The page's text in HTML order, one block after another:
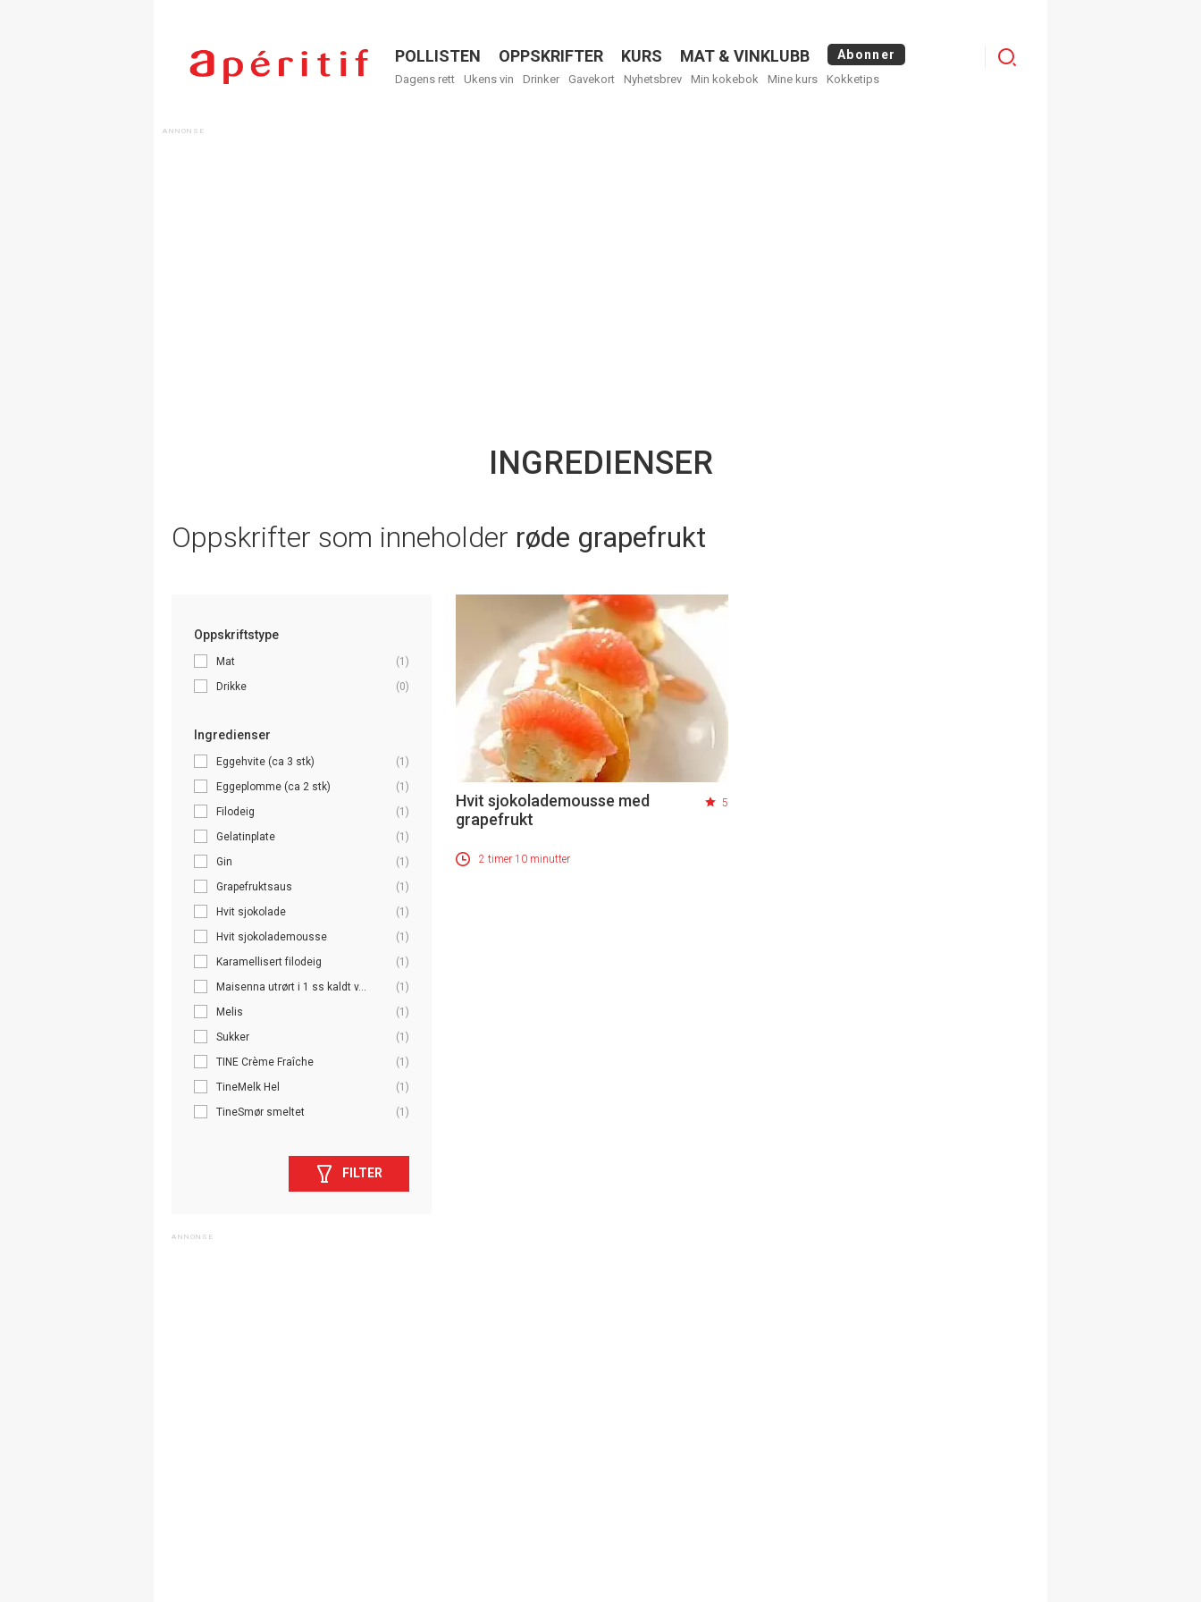
Menu
POLLISTEN OPPSKRIFTER KURS MAT & VINKLUBB Abonner
Dagens rett Ukens vin Drinker Gavekort Nyhetsbrev Min kokebok Mine kurs Kokketips
Logg
INGREDIENSER
Oppskrifter som inneholder røde grapefrukt
Oppskriftstype
Mat
(1)
Drikke
(0)
Ingredienser
Eggehvite (ca 3 stk)
(1)
Eggeplomme (ca 2 stk)
(1)
Filodeig
(1)
Gelatinplate
(1)
Gin
(1)
Grapefruktsaus
(1)
Hvit sjokolade
(1)
Hvit sjokolademousse
(1)
Karamellisert filodeig
(1)
Maisenna utrørt i 1 ss kaldt v...
(1)
Melis
(1)
Sukker
(1)
TINE Crème Fraîche
(1)
TineMelk Hel
(1)
TineSmør smeltet
(1)
FILTER
Hvit sjokolademousse med
grapefrukt
5
2 timer 10 minutter